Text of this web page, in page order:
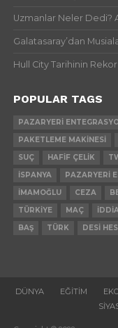
Uzmanlar Neler Dedi?
Galatasaray’dan
Hull City Tarihinin
POPULAR TAGS
PAZARYERI
PAKETLEME MAKINESI
SUÇ
HAFIF ÇELIK
İSPANYA
PAZARYERI
İMAMOĞLU
CEZA
TÜRKIYE
MAÇ
BAŞ
TÜRK DESI
DÜNYA EĞITIM